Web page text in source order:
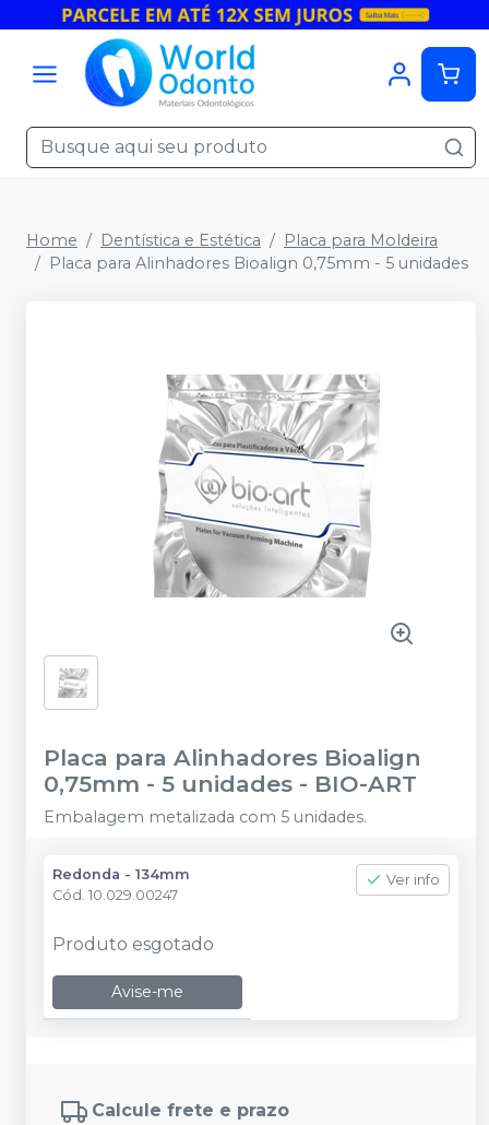
Home Dentística e Estética
Placa para Moldeira
Placa para Alinhadores Bioalign 0,75mm - 5 unidades
Placa para Alinhadores Bioalign
0,75mm - 5 unidades - BIO-ART
Embalagem metalizada com 5 unidades.
Redonda - 134mm
Cód. 10.029.00247
Ver info
Produto esgotado
Avise-me
Calcule frete e prazo